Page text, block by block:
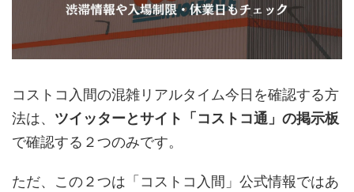
コストコ入間の混雑リアルタイム今日を確認する方
法は、 ツイッターとサイト「コストコ通」の掲示板
で確認する２つのみです。
ただ、この２つは「コストコ入間」公式情報ではあ